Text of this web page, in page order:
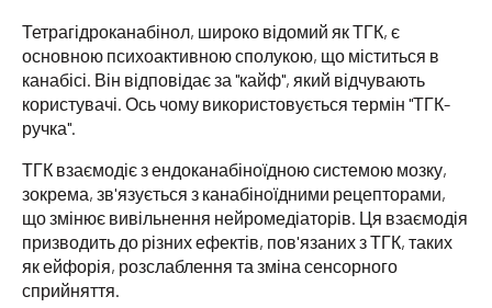
Тетрагідроканабінол, широко відомий як ТГК, є
основною психоактивною сполукою, що міститься в
канабісі. Він відповідає за "кайф", який відчувають
користувачі. Ось чому використовується термін "ТГК-
ручка".
ТГК взаємодіє з ендоканабіноїдною системою мозку,
зокрема, зв'язується з канабіноїдними рецепторами,
що змінює вивільнення нейромедіаторів. Ця взаємодія
призводить до різних ефектів, пов'язаних з ТГК, таких
як ейфорія, розслаблення та зміна сенсорного
сприйняття.